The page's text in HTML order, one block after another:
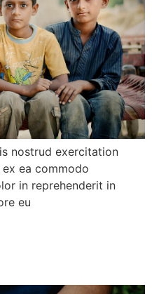
nostrud exercitation
ea commodo
in reprehenderit in
eu